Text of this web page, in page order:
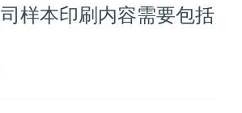
样本印刷内容需要包括